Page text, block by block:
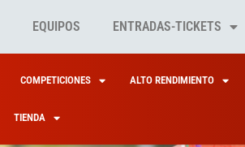
EQUIPOS ENTRADAS-TICKETS
COMPETICIONES ALTO RENDIMIENTO
TIENDA